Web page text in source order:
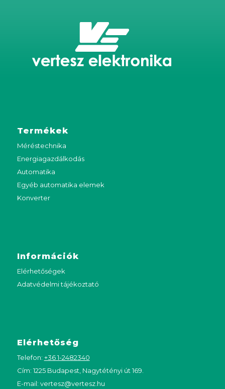
Termékek
Méréstechnika
Energiagazdálkodás
Automatika
Egyéb automatika elemek
Konverter
Információk
Elérhetőségek
Adatvédelmi tájékoztató
Elérhetőség
Telefon: +36 1-2482340
Cím: 1225 Budapest, Nagytétényi út 169.
E-mail: vertesz@vertesz.hu